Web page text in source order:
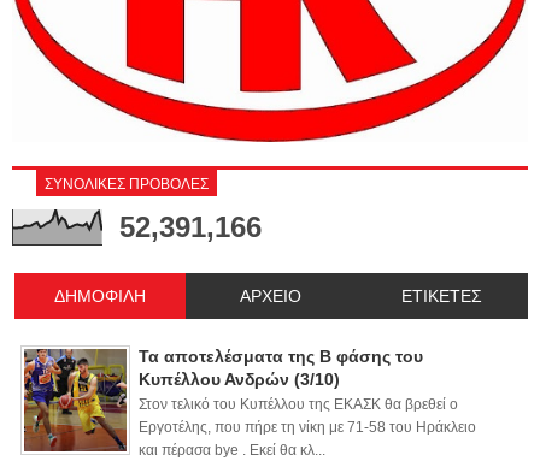
ΣΥΝΟΛΙΚΕΣ ΠΡΟΒΟΛΕΣ
52,391,166
ΔΗΜΟΦΙΛΗ ΑΡΧΕΙΟ ΕΤΙΚΕΤΕΣ
Τα αποτελέσματα της Β φάσης του
Κυπέλλου Ανδρών (3/10)
Στον τελικό του Κυπέλλου της ΕΚΑΣΚ θα βρεθεί ο
Εργοτέλης, που πήρε τη νίκη με 71-58 του Ηράκλειο
και πέρασα bye . Εκεί θα κλ...